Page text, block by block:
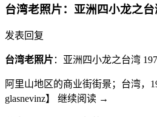
台湾老照片：亚洲四小龙之台
发表回复
台湾老照片：亚洲四小龙之台湾
阿里山地区的商业街街景；台湾，
glasnevinz】 继续阅读 →